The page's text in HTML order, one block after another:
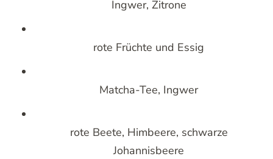
Ingwer, Zitrone
rote Früchte und Essig
Matcha-Tee, Ingwer
rote Beete, Himbeere, schwarze
Johannisbeere